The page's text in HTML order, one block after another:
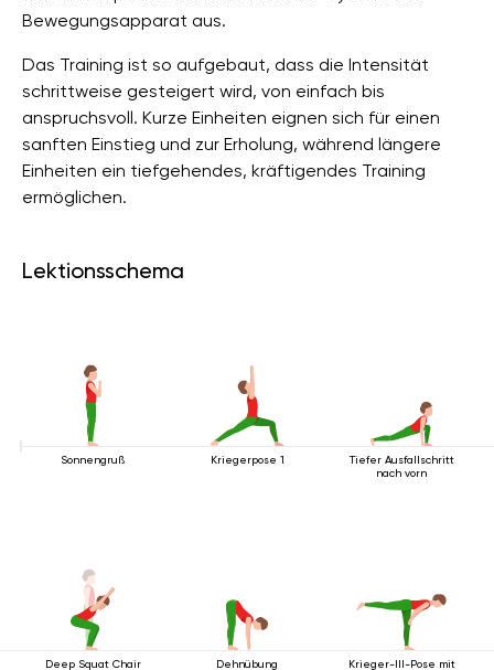
Bewegungsapparat aus.
Das Training ist so aufgebaut, dass die Intensität
schrittweise gesteigert wird, von einfach bis
anspruchsvoll. Kurze Einheiten eignen sich für einen
sanften Einstieg und zur Erholung, während längere
Einheiten ein tiefgehendes, kräftigendes Training
ermöglichen.
Lektionsschema
Sonnengruß Kriegerpose 1
Tiefer Ausfallschritt
nach vorn
Deep Squat Chair
Dehnübung
Krieger-III-Pose mit